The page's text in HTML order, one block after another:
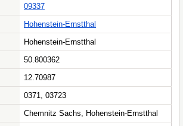
09337
Hohenstein-Ernstthal
Hohenstein-Ernstthal
50.800362
12.70987
0371, 03723
Chemnitz Sachs, Hohenstein-Ernstthal